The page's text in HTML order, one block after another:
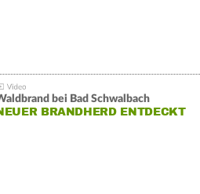
bei Bad Schwalbach
BRANDHERD ENTDECKT